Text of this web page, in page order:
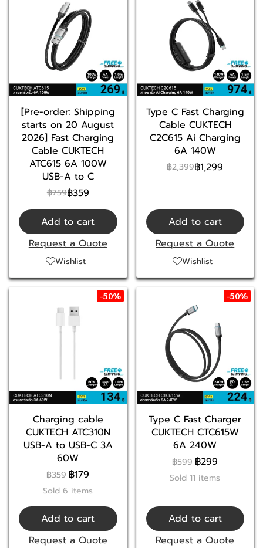
[Pre-order: Shipping
starts on 20 August
2026] Fast Charging
Cable CUKTECH
ATC615 6A 100W
USB-A to C
฿759฿359
Add to cart
Request a Quote
Wishlist
Type C Fast Charging
Cable CUKTECH
C2C615 Ai Charging
6A 140W
฿2,399฿1,299
Add to cart
Request a Quote
Wishlist
-50%
Charging cable
CUKTECH ATC310N
USB-A to USB-C 3A
60W
฿359 ฿179
Sold 6 items
Add to cart
Request a Quote
-50%
Type C Fast Charger
CUKTECH CTC615W
6A 240W
฿599 ฿299
Sold 11 items
Add to cart
Request a Quote